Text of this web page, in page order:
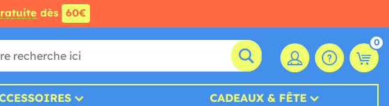
dès 60€
0
CADEAUX & FÊTE